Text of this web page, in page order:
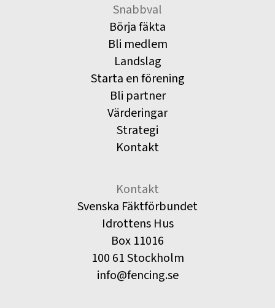
Snabbval
Börja fäkta
Bli medlem
Landslag
Starta en förening
Bli partner
Värderingar
Strategi
Kontakt
Kontakt
Svenska Fäktförbundet
Idrottens Hus
Box 11016
100 61 Stockholm
info@fencing.se